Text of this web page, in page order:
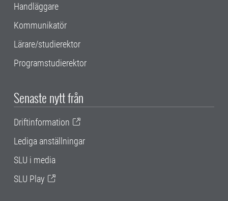
Handläggare
Kommunikatör
Lärare/studierektor
Programstudierektor
Senaste nytt från
Driftinformation
Lediga anställningar
SLU i media
SLU Play